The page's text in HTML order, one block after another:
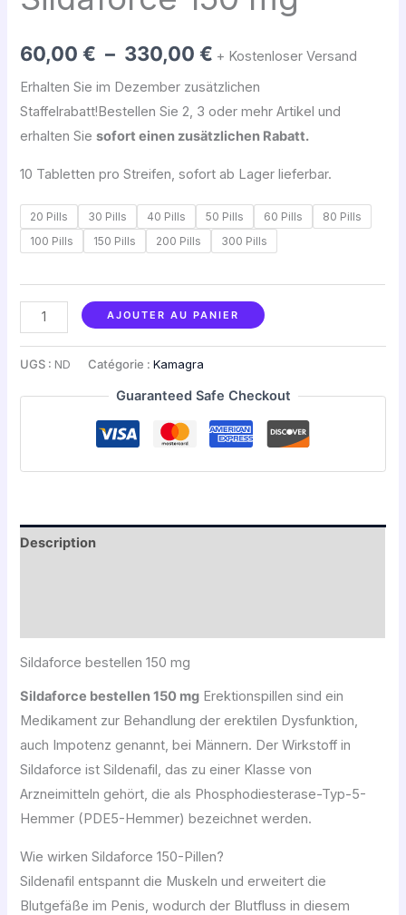
60,00€ – 330,00€
330,00 €
+ Kostenloser Versand
Erhalten Sie im Dezember zusätzlichen
Staffelrabatt!Bestellen Sie 2, 3 oder mehr Artikel und
erhalten Siesofort einen zusätzlichen Rabatt.
10 Tabletten pro Streifen, sofort ab Lager lieferbar.
20 Pills 30 Pills 40 Pills 50 Pills 60 Pills
80 Pills
100 Pills
150 Pills 200 Pills 300 Pills
AJOUTER AU PANIER
UGS : ND Catégorie :Kamagra
Guaranteed Safe Checkout
Description
Sildaforce bestellen 150 mg
Sildaforce bestellen 150 mg Erektionspillen sind ein
Medikament zur Behandlung der erektilen Dysfunktion,
auch Impotenz genannt, bei Männern. Der Wirkstoff in
Sildaforce ist Sildenafil, das zu einer Klasse von
Arzneimitteln gehört, die als Phosphodiesterase-Typ-5-
Hemmer (PDE5-Hemmer) bezeichnet werden.
Wie wirken Sildaforce 150-Pillen?
Sildenafil entspannt die Muskeln und erweitert die
Blutgefäße im Penis, wodurch der Blutfluss in diesem